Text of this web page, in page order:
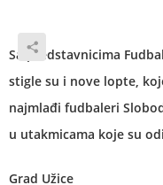
Sa predstavnicima
stigle su i nove lopte,
najmlađi fudbaleri
u utakmicama koje su
Grad Užice